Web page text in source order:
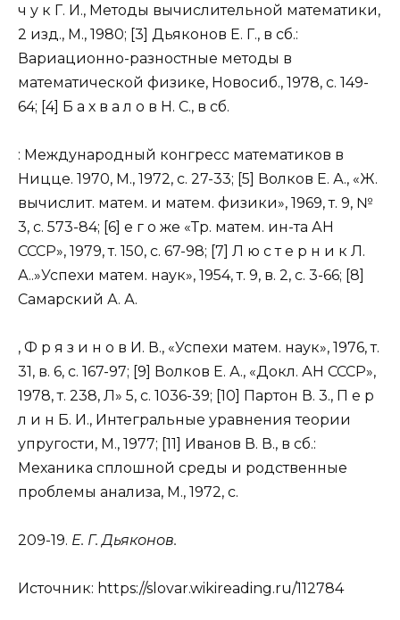
ч у к Г. И., Методы вычислительной математики,
2 изд., М., 1980; [3] Дьяконов Е. Г., в сб.:
Вариационно-разностные методы в
математической физике, Новосиб., 1978, с. 149-
64; [4] Б а х в а л о в Н. С., в сб.
: Международный конгресс математиков в
Ницце. 1970, М., 1972, с. 27-33; [5] Волков Е. А., «Ж.
вычислит. матем. и матем. физики», 1969, т. 9, №
3, с. 573-84; [6] е г о же «Тр. матем. ин-та АН
СССР», 1979, т. 150, с. 67-98; [7] Л ю с т е р н и к Л.
А..»Успехи матем. наук», 1954, т. 9, в. 2, с. 3-66; [8]
Самарский А. А.
, Ф р я з и н о в И. В., «Успехи матем. наук», 1976, т.
31, в. 6, с. 167-97; [9] Волков Е. А., «Докл. АН СССР»,
1978, т. 238, Л» 5, с. 1036-39; [10] Партон В. 3., П е р
л и н Б. И., Интегральные уравнения теории
упругости, М., 1977; [11] Иванов В. В., в сб.:
Механика сплошной среды и родственные
проблемы анализа, М., 1972, с.
209-19. Е. Г. Дьяконов.
Источник: https://slovar.wikireading.ru/112784